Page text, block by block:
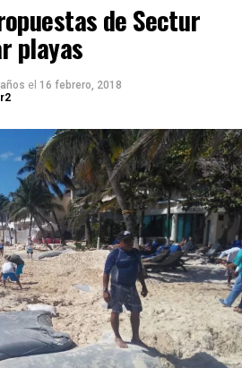
de Sectur
playas
el 16 febrero, 2018